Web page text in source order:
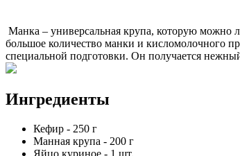
Манка – универсальная крупа, которую можно
большое количество манки и кисломолочного
специальной подготовки. Он получается
Ингредиенты
Кефир - 250 г
Манная крупа - 200 г
Яйцо куриное - 1 шт.